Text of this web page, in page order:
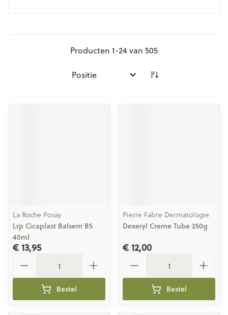
Producten 1-24van 505
Sorteer op:
La Roche Posay
Lrp Cicaplast Balsem B5
40ml
€ 13,95
Bestel
Pierre Fabre Dermatologie
Dexeryl Creme Tube 250g
€ 12,00
Bestel